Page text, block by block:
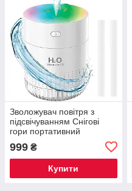
Зволожувач повітря з
підсвічуванням Снігові
гори портативний
999 ₴
Купити